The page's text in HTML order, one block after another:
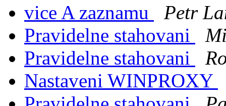
vice A zaznamu
Petr
Pravidelne stahovani
Pravidelne stahovani
Nastaveni WINPROXY